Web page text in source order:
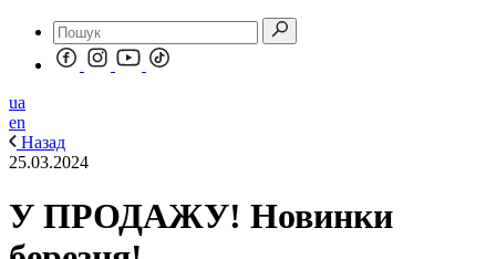
ua
en
Назад
25.03.2024
У ПРОДАЖУ! Новинки